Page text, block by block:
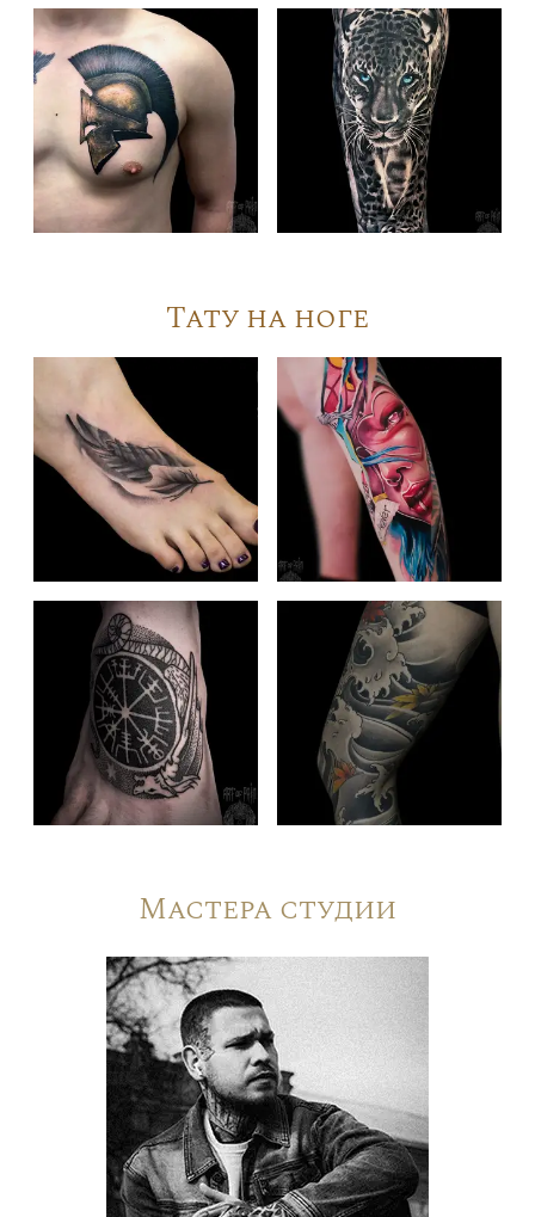
Тату на ноге
Мастера студии